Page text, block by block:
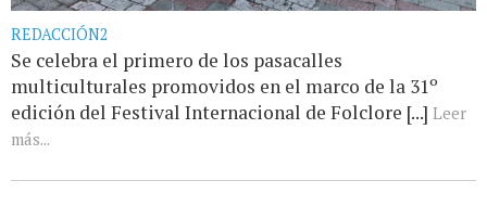
REDACCIÓN2
Se celebra el primero de los pasacalles
multiculturales promovidos en el marco de la 31º
edición del Festival Internacional de Folclore [...] Leer
más...